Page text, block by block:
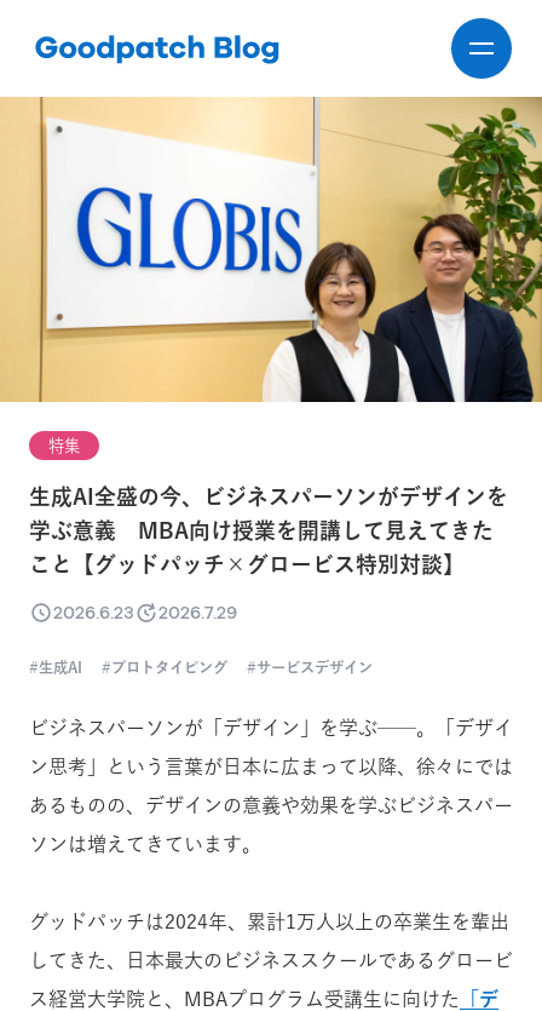
特集
生成AI全盛の今、ビジネスパーソンがデザインを
学ぶ意義 MBA向け授業を開講して見えてきた
こと【グッドパッチ×グロービス特別対談】
2026.6.23 2026.7.29
生成AI プロトタイピング サービスデザイン
ビジネスパーソンが「デザイン」を学ぶ──。「デザイ
ン思考」という言葉が日本に広まって以降、徐々にでは
あるものの、デザインの意義や効果を学ぶビジネスパー
ソンは増えてきています。
グッドパッチは2024年、累計1万人以上の卒業生を輩出
してきた、日本最大のビジネススクールであるグロービ
ス経営大学院と、MBAプログラム受講生に向けた
「デ